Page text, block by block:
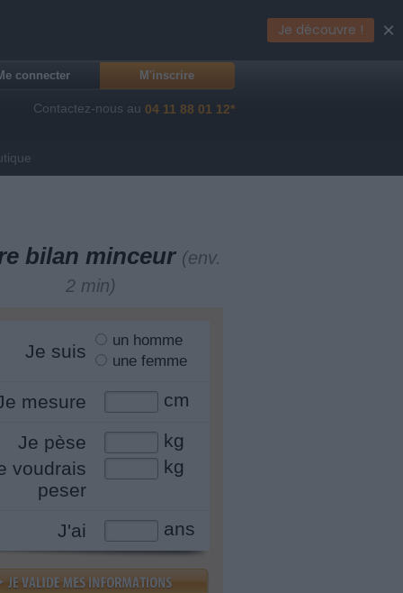
connecter M'inscrire
Contactez-nous au 04 11 88 01 12*
bilan minceur (env.
2 min)
Je suis
un homme
une femme
mesure cm
Je pèse
kg
voudrais
peser
kg
J'ai ans
Je découvre ! ×